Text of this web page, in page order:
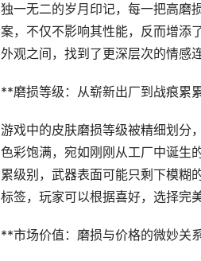
独一无二的岁月印记，每一把高磨
案，不仅不影响其性能，反而增添
外观之间，找到了更深层次的情感连
**磨损等级：从崭新出厂到战痕累
游戏中的皮肤磨损等级被精细划分
色彩饱满，宛如刚刚从工厂中诞生
累级别，武器表面可能只剩下模糊
标签，玩家可以根据喜好，选择完
**市场价值：磨损与价格的微妙关